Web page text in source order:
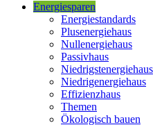
Energiesparen
Energiestandards
Plusenergiehaus
Nullenergiehaus
Passivhaus
Niedrigstenergiehaus
Niedrigenergiehaus
Effizienzhaus
Themen
Ökologisch bauen